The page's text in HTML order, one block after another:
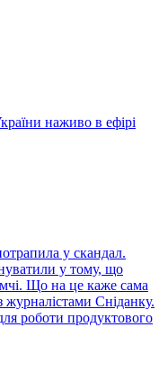
наживо в ефірі
у скандал.
у тому, що
Що на це каже сама
журналістами Сніданку.
роботи продуктового